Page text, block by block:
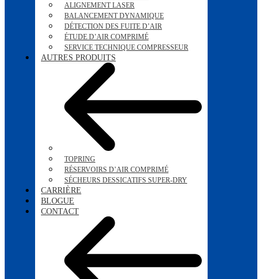
ALIGNEMENT LASER
BALANCEMENT DYNAMIQUE
DÉTECTION DES FUITE D’AIR
ÉTUDE D’AIR COMPRIMÉ
SERVICE TECHNIQUE COMPRESSEUR
AUTRES PRODUITS
TOPRING
RÉSERVOIRS D’AIR COMPRIMÉ
SÉCHEURS DESSICATIFS SUPER-DRY
CARRIÈRE
BLOGUE
CONTACT